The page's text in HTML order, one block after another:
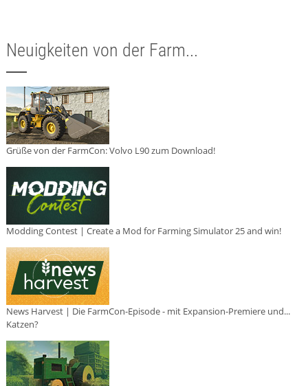
Neuigkeiten von der Farm...
Grüße von der FarmCon: Volvo L90 zum Download!
Modding Contest | Create a Mod for Farming Simulator 25 and win!
News Harvest | Die FarmCon-Episode - mit Expansion-Premiere und...
Katzen?